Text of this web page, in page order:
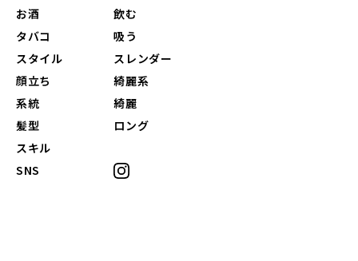
お酒
飲む
タバコ
吸う
スタイル
スレンダー
顔立ち
綺麗系
系統
綺麗
髪型
ロング
スキル
SNS